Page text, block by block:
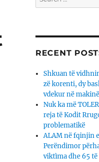
for:
RECENT
Shkuan të
zë korenti, dy
vdekur në makinë
Nuk ka më
reja të Kodit
problematikë
ALAM në fqinjin
Perëndimor
viktìma dhe 65